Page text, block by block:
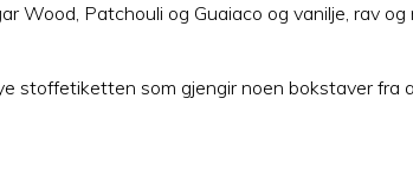
Patchouli og Guaiaco og vanilje, rav og
stoffetiketten som gjengir noen bokstaver fra